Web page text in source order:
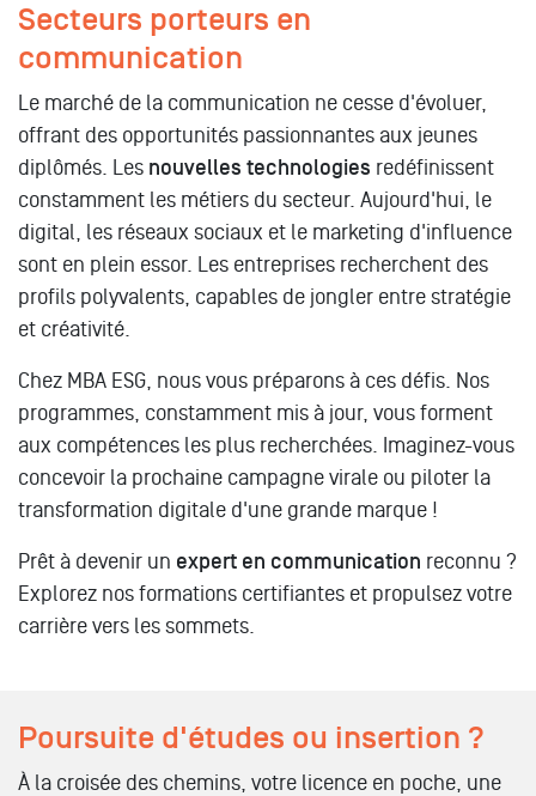
Secteurs porteurs en
communication
Le marché de la communication ne cesse d'évoluer,
offrant des opportunités passionnantes aux jeunes
diplômés. Les nouvelles technologies redéfinissent
constamment les métiers du secteur. Aujourd'hui, le
digital, les réseaux sociaux et le marketing d'influence
sont en plein essor. Les entreprises recherchent des
profils polyvalents, capables de jongler entre stratégie
et créativité.
Chez MBA ESG, nous vous préparons à ces défis. Nos
programmes, constamment mis à jour, vous forment
aux compétences les plus recherchées. Imaginez-vous
concevoir la prochaine campagne virale ou piloter la
transformation digitale d'une grande marque !
Prêt à devenir un expert en communication reconnu ?
Explorez nos formations certifiantes et propulsez votre
carrière vers les sommets.
Poursuite d'études ou insertion ?
À la croisée des chemins, votre licence en poche, une